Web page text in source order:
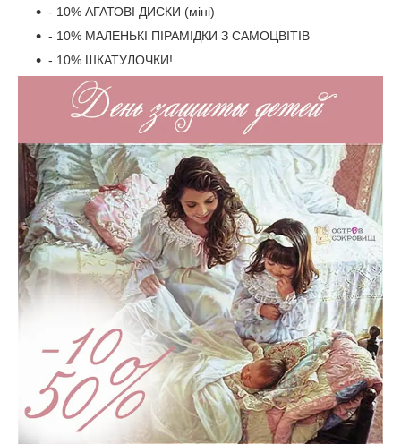
- 10% АГАТОВІ ДИСКИ (міні)
- 10% МАЛЕНЬКІ ПІРАМІДКИ З САМОЦВІТІВ
- 10% ШКАТУЛОЧКИ!